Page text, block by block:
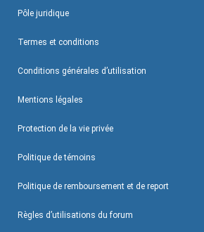
Pôle juridique
Termes et conditions
Conditions générales d’utilisation
Mentions légales
Protection de la vie privée
Politique de témoins
Politique de remboursement et de report
Règles d’utilisations du forum